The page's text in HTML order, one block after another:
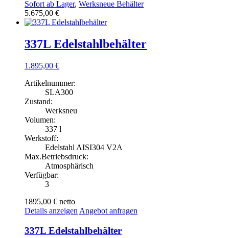
Sofort ab Lager, Werksneue Behälter
5.675,00 €
337L Edelstahlbehälter
1.895,00 €
Artikelnummer:
SLA300
Zustand:
Werksneu
Volumen:
337 l
Werkstoff:
Edelstahl AISI304 V2A
Max.Betriebsdruck:
Atmosphärisch
Verfügbar:
3
1895,00 € netto
Details anzeigen Angebot anfragen
337L Edelstahlbehälter